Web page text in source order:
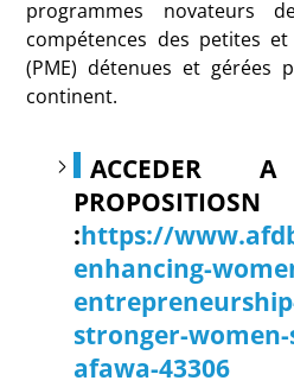
programmes novateurs
compétences des petites
(PME) détenues et gérées
continent.
ACCEDER
PROPOSITIOSN
:https://
enhancing-
stronger-
afawa-43306